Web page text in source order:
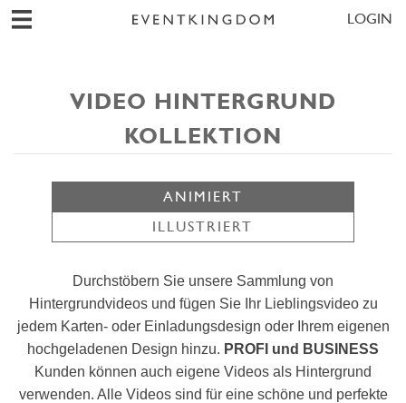
LOGIN
VIDEO HINTERGRUND
KOLLEKTION
ANIMIERT
ILLUSTRIERT
Durchstöbern Sie unsere Sammlung von
Hintergrundvideos und fügen Sie Ihr Lieblingsvideo zu
jedem Karten- oder Einladungsdesign oder Ihrem eigenen
hochgeladenen Design hinzu. PROFI und BUSINESS
Kunden können auch eigene Videos als Hintergrund
verwenden. Alle Videos sind für eine schöne und perfekte